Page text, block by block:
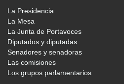
La Presidencia
La Mesa
La Junta de Portavoces
Diputados y diputadas
Senadores y senadoras
Las comisiones
Los grupos parlamentarios